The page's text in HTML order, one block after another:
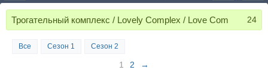
Трогательный комплекс / Lovely Complex / Love Com 24
Все Сезон 1 Сезон 2
1 2 →